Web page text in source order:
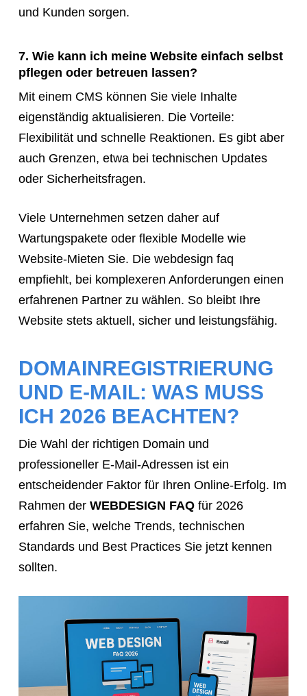
und Kunden sorgen.
7. Wie kann ich meine Website einfach selbst
pflegen oder betreuen lassen?
Mit einem CMS können Sie viele Inhalte
eigenständig aktualisieren. Die Vorteile:
Flexibilität und schnelle Reaktionen. Es gibt aber
auch Grenzen, etwa bei technischen Updates
oder Sicherheitsfragen.
Viele Unternehmen setzen daher auf
Wartungspakete oder flexible Modelle wie
Website-Mieten Sie. Die webdesign faq
empfiehlt, bei komplexeren Anforderungen einen
erfahrenen Partner zu wählen. So bleibt Ihre
Website stets aktuell, sicher und leistungsfähig.
DOMAINREGISTRIERUNG
UND E-MAIL: WAS MUSS
ICH 2026 BEACHTEN?
Die Wahl der richtigen Domain und
professioneller E-Mail-Adressen ist ein
entscheidender Faktor für Ihren Online-Erfolg. Im
Rahmen der WEBDESIGN FAQfür 2026
erfahren Sie, welche Trends, technischen
Standards und Best Practices Sie jetzt kennen
sollten.